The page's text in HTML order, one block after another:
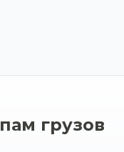
грузов